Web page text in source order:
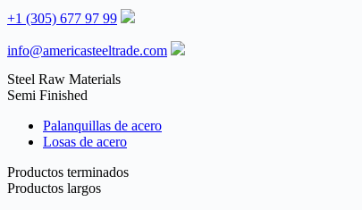
+1 (305) 677 97 99
info@americasteeltrade.com
Steel Raw Materials
Semi Finished
Palanquillas de acero
Losas de acero
Productos terminados
Productos largos